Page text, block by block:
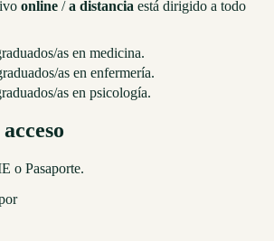
online /a distancia está dirigido a todo
as en medicina.
as en enfermería.
as en psicología.
o Pasaporte.